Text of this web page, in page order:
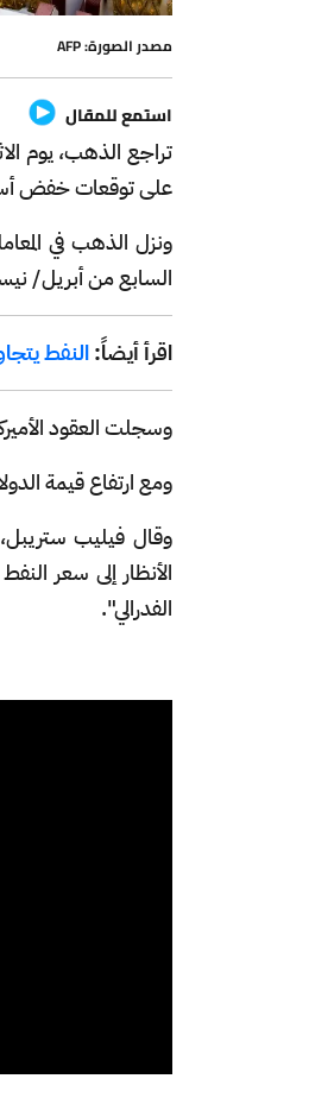
مصدر الصورة: AFP
استمع للمقال
على توقعات خفض
السابع من أبريل/
اقرأ أيضاً:النفط يتجاوز 100 دولاراً قبل فرض أميركا لسيطرتها على موانئ
وسجلت العقود الأميركية
ومع ارتفاع قيمة
وقال فيليب ستريبل،
الأنظار إلى سعر
الفدرالي".